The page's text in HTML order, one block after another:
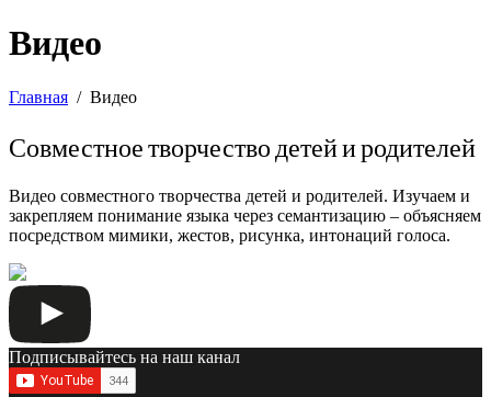
Видео
Главная Видео
Совместное творчество детей и родителей
Видео совместного творчества детей и родителей. Изучаем и
закрепляем понимание языка через семантизацию – объясняем
посредством мимики, жестов, рисунка, интонаций голоса.
Подписывайтесь на наш канал